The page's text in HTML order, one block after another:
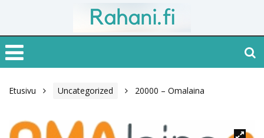
Etusivu Uncategorized 20000 – Omalaina